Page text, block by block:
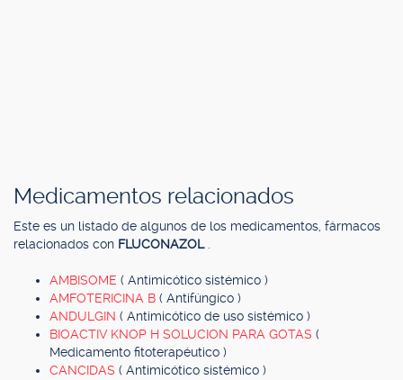
Medicamentos relacionados
Este es un listado de algunos de los medicamentos, fármacos
relacionados con FLUCONAZOL
AMBISOME ( Antimicótico sistémico )
AMFOTERICINA B ( Antifúngico )
ANDULGIN ( Antimicótico de uso sistémico )
BIOACTIV KNOP H SOLUCION PARA GOTAS (
Medicamento fitoterapéutico )
CANCIDAS ( Antimicótico sistémico )